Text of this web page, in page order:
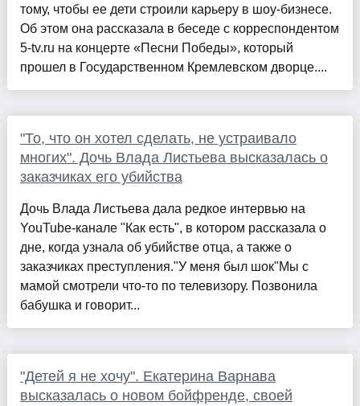
тому, чтобы ее дети строили карьеру в шоу-бизнесе.
Об этом она рассказала в беседе с корреспондентом
5-tv.ru на концерте «Песни Победы», который
прошел в Государственном Кремлевском дворце....
"То, что он хотел сделать, не устраивало
многих". Дочь Влада Листьева высказалась о
заказчиках его убийства
Дочь Влада Листьева дала редкое интервью на
YouTube-канале "Как есть", в котором рассказала о
дне, когда узнала об убийстве отца, а также о
заказчиках преступления."У меня был шок"Мы с
мамой смотрели что-то по телевизору. Позвонила
бабушка и говорит...
"Детей я не хочу". Екатерина Варнава
высказалась о новом бойфренде, своей